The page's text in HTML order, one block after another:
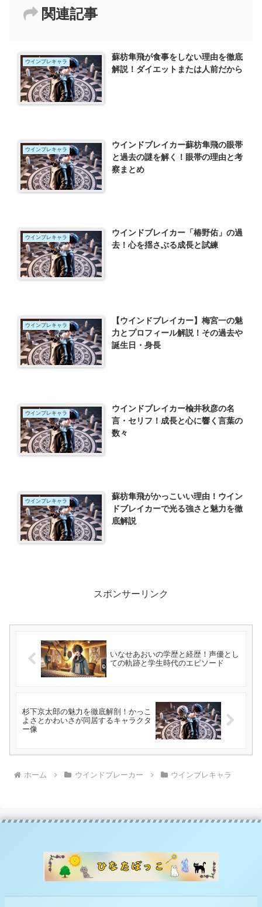
関連記事
ウインブレキャラ
蘇枋隼飛が食事をしない理由を徹底
解説！ダイエットまたは人前だから
ウインブレキャラ
ウインドブレイカー蘇枋隼飛の眼帯
と過去の謎を解く！眼帯の理由と考
察まとめ
ウインブレキャラ
ウインドブレイカー「椿野佑」の過
去！心を揺さぶる成長と試練
ウインブレキャラ
【ウインドブレイカー】梅宮一の魅
力とプロフィール解説！その過去や
誕生日・身長
ウインブレキャラ
ウインドブレイカー楡井秋彦の名
言・セリフ！成長と心に響く言葉の
数々
ウインブレキャラ
蘇枋隼飛がかっこいい理由！ウイン
ドブレイカーで光る強さと魅力を徹
底解説
スポンサーリンク
いなせあおいの学歴と経歴！声優とし
ての軌跡と学生時代のエピソード
杉下京太郎の魅力を徹底解剖！かっこ
よさとかわいさが同居するキャラクタ
ー像
ホーム ウインドブレーカー ウインブレキャラ